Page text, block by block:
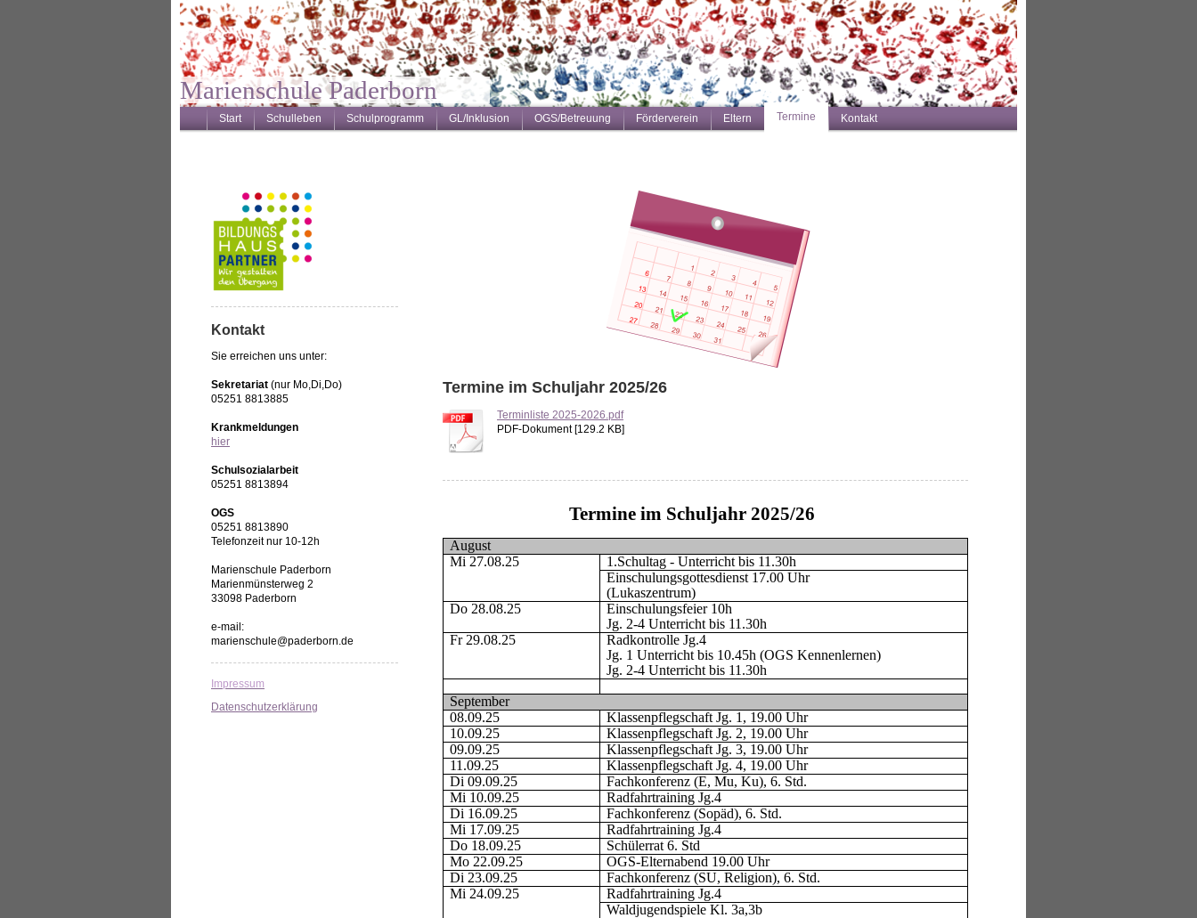
Marienschule Paderborn
Start Schulleben Schulprogramm GL/Inklusion OGS/Betreuung Förderverein Eltern Termine Kontakt
Kontakt
Sie erreichen uns unter:
Sekretariat (nur Mo,Di,Do)
05251 8813885
Krankmeldungen
hier
Schulsozialarbeit
05251 8813894
OGS
05251 8813890
Telefonzeit nur 10-12h
Marienschule Paderborn
Marienmünsterweg 2
33098 Paderborn
e-mail:
marienschule@paderborn.de
Impressum
Datenschutzerklärung
Termine im Schuljahr 2025/26
Terminliste 2025-2026.pdf
PDF-Dokument [129.2 KB]
Termine im Schuljahr 2025/26
August
Mi 27.08.25
1.Schultag - Unterricht bis 11.30h
Einschulungsgottesdienst 17.00 Uhr
(Lukaszentrum)
Do 28.08.25
Einschulungsfeier 10h
Jg. 2-4 Unterricht bis 11.30h
Fr 29.08.25
Radkontrolle Jg.4
Jg. 1 Unterricht bis 10.45h (OGS Kennenlernen)
Jg. 2-4 Unterricht bis 11.30h
September
08.09.25
Klassenpflegschaft Jg. 1, 19.00 Uhr
10.09.25
Klassenpflegschaft Jg. 2, 19.00 Uhr
09.09.25
Klassenpflegschaft Jg. 3, 19.00 Uhr
11.09.25
Klassenpflegschaft Jg. 4, 19.00 Uhr
Di 09.09.25
Fachkonferenz (E, Mu, Ku), 6. Std.
Mi 10.09.25
Radfahrtraining Jg.4
Di 16.09.25
Fachkonferenz (Sopäd), 6. Std.
Mi 17.09.25
Radfahrtraining Jg.4
Do 18.09.25
Schülerrat 6. Std
Mo 22.09.25
OGS-Elternabend 19.00 Uhr
Di 23.09.25
Fachkonferenz (SU, Religion), 6. Std.
Mi 24.09.25
Radfahrtraining Jg.4
Waldjugendspiele Kl. 3a,3b